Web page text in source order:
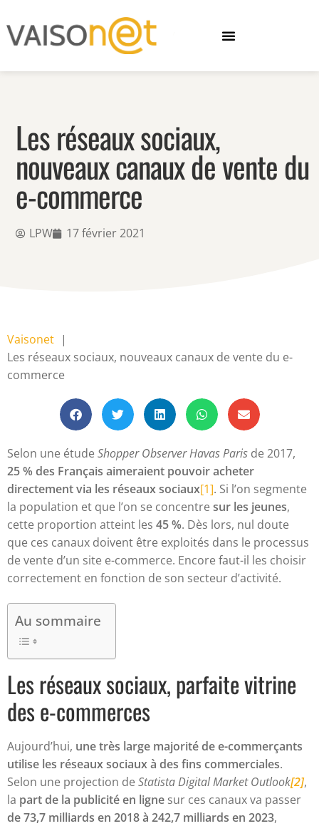
Les réseaux sociaux,
nouveaux canaux de vente du
e-commerce
LPW 17 février 2021
Vaisonet
Les réseaux sociaux, nouveaux canaux de vente du e-
commerce
Selon une étude Shopper Observer Havas Paris de 2017,
25 % des Français aimeraient pouvoir acheter
directement via les réseaux sociaux[1]. Si l’on segmente
la population et que l’on se concentre sur les jeunes,
cette proportion atteint les 45 %. Dès lors, nul doute
que ces canaux doivent être exploités dans le processus
de vente d’un site e-commerce. Encore faut-il les choisir
correctement en fonction de son secteur d’activité.
Au sommaire
Les réseaux sociaux, parfaite vitrine
des e-commerces
Aujourd’hui, une très large majorité de e-commerçants
utilise les réseaux sociaux à des fins commerciales.
Selon une projection de Statista Digital Market Outlook[2],
la part de la publicité en ligne sur ces canaux va passer
de 73,7 milliards en 2018 à 242,7 milliards en 2023,